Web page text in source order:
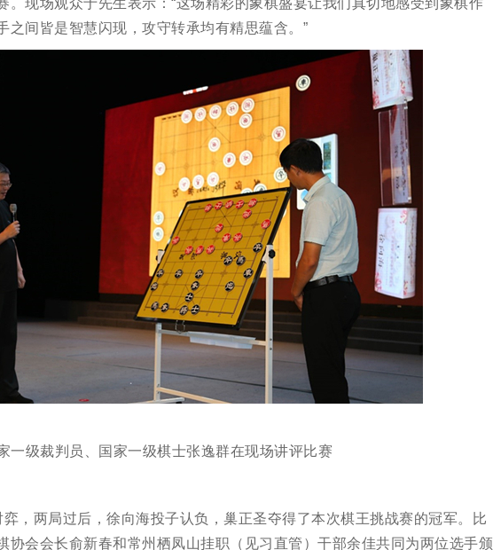
。现场观众于先生表示：“这场精彩的象棋盛宴让我们真切地感受到象棋作
之间皆是智慧闪现，攻守转承均有精思蕴含。”
一级裁判员、国家一级棋士张逸群在现场讲评比赛
，两局过后，徐向海投子认负，巢正圣夺得了本次棋王挑战赛的冠军。比
协会会长俞新春和常州栖凤山挂职（见习直管）干部余佳共同为两位选手颁